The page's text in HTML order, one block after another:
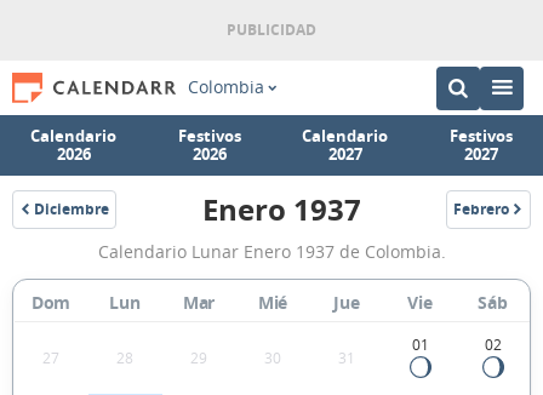
Colombia
Calendario
2026
Festivos
2026
Calendario
2027
Festivos
2027
Diciembre
1936
Calendario
Lunar
Enero
Enero 1937 Febrero
1937
Calendario Lunar Enero 1937 de Colombia.
Dom Lun Mar Mié Jue Vie Sáb
27 28 29 30 31
01 02